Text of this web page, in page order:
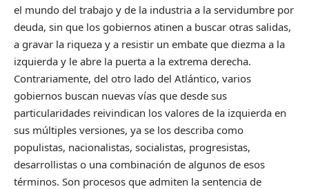
el mundo del trabajo y de la industria a la servidumbre por
deuda, sin que los gobiernos atinen a buscar otras salidas,
a gravar la riqueza y a resistir un embate que diezma a la
izquierda y le abre la puerta a la extrema derecha.
Contrariamente, del otro lado del Atlántico, varios
gobiernos buscan nuevas vías que desde sus
particularidades reivindican los valores de la izquierda en
sus múltiples versiones, ya se los describa como
populistas, nacionalistas, socialistas, progresistas,
desarrollistas o una combinación de algunos de esos
términos. Son procesos que admiten la sentencia de